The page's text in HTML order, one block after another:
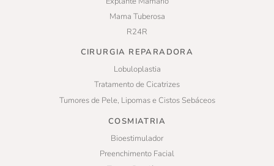
Mama Tuberosa
R24R
CIRURGIA REPARADORA
Lobuloplastia
Tratamento de Cicatrizes
Tumores de Pele, Lipomas e Cistos Sebáceos
COSMIATRIA
Bioestimulador
Preenchimento Facial